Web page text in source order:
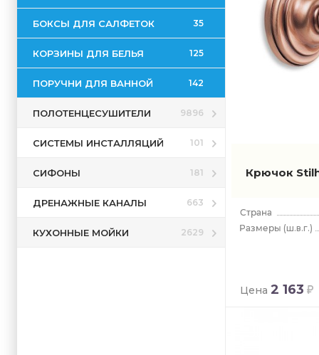
БОКСЫ ДЛЯ САЛФЕТОК 35
КОРЗИНЫ ДЛЯ БЕЛЬЯ 125
ПОРУЧНИ ДЛЯ ВАННОЙ 142
ПОЛОТЕНЦЕСУШИТЕЛИ 9896
СИСТЕМЫ ИНСТАЛЛЯЦИЙ 101
СИФОНЫ 181
ДРЕНАЖНЫЕ КАНАЛЫ 663
КУХОННЫЕ МОЙКИ 2629
Marte
Medea
Mizar
Regal
Smart
Крючок
(ш.в.г.)
Цена 2 163